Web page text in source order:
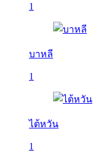
1
บาหลี
1
ไต้หวัน
1